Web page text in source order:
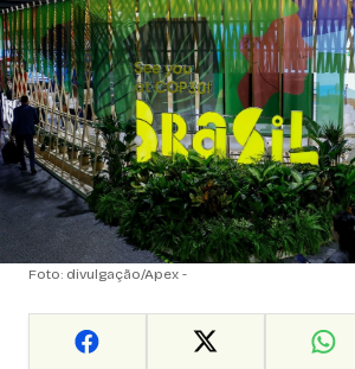
Foto: divulgação/Apex -